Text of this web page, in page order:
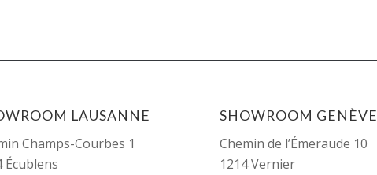
LAUSANNE
Champs-Courbes 1
Écublens
SHOWROOM GENÈVE
Chemin de l’Émeraude 10
1214 Vernier